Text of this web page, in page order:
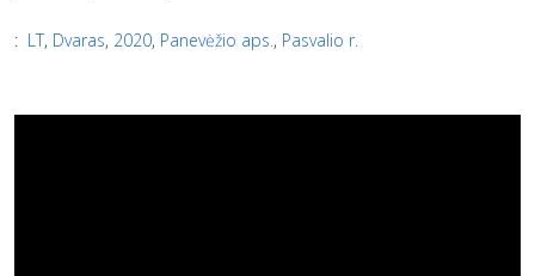
: LT, Dvaras, 2020, Panevėžio aps. , Pasvalio r.